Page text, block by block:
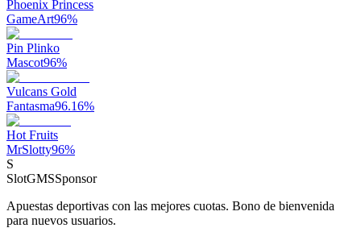
Phoenix Princess
GameArt96%
Pin Plinko
Mascot96%
Vulcans Gold
Fantasma96.16%
Hot Fruits
MrSlotty96%
S
SlotGMSSponsor
Apuestas deportivas con las mejores cuotas. Bono de bienvenida
para nuevos usuarios.